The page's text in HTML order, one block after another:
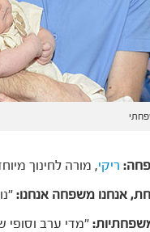
ריקי, מורה לחינוך
אנחנו משפחה אנחנו:
"מדי ערב וסופי